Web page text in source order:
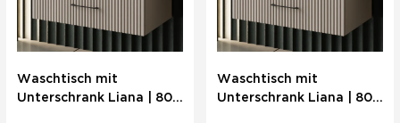
Waschtisch mit
Unterschrank Liana | 80
Waschtisch mit
Unterschrank Liana | 80